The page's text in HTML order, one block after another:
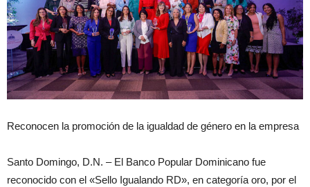
Reconocen la promoción de la igualdad de género en la empresa
Santo Domingo, D.N. – El Banco Popular Dominicano fue
reconocido con el «Sello Igualando RD», en categoría oro, por el